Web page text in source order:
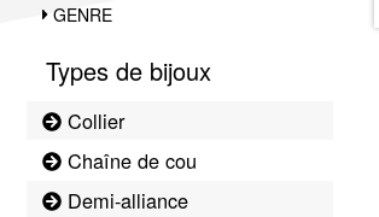
GENRE
Types de bijoux
Collier
Chaîne de cou
Demi-alliance